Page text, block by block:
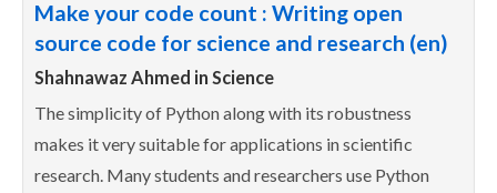
Make your code count : Writing open
source code for science and research (en)
Shahnawaz Ahmed in Science
The simplicity of Python along with its robustness
makes it very suitable for applications in scientific
research. Many students and researchers use Python